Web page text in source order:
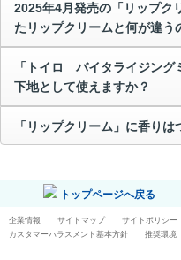
2025年4月発売の「リップク
たリップクリームと何が違う
「トイロ バイタライジング
下地として使えますか？
「リップクリーム」に香りは
トップページへ戻る
企業情報 サイトマップ サイトポリシー
カスタマーハラスメント基本方針
推奨環境